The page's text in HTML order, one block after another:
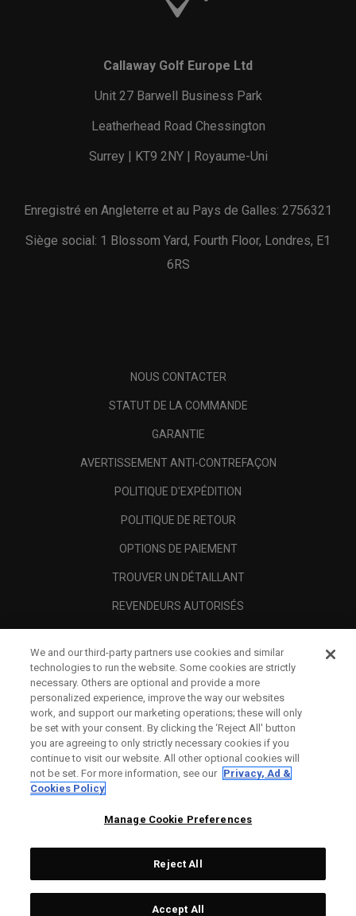
Callaway Golf Europe Ltd
Unit 27 Barwell Business Park
Leatherhead Road Chessington
Surrey | KT9 2NY | Royaume-Uni
Enregistré en Angleterre et au Pays de Galles: 2756321
Siège social: 1 Blossom Yard, Fourth Floor, Londres, E1
6RS
NOUS CONTACTER
STATUT DE LA COMMANDE
GARANTIE
AVERTISSEMENT ANTI-CONTREFAÇON
POLITIQUE D'EXPÉDITION
POLITIQUE DE RETOUR
OPTIONS DE PAIEMENT
TROUVER UN DÉTAILLANT
REVENDEURS AUTORISÉS
A PROPOS
MENTIONS LÉGALES
Topgolf Callaway Brands.
We and our third-party partners use cookies and similar
technologies to run the website. Some cookies are strictly
necessary. Others are optional and provide a more
personalized experience, improve the way our websites
work, and support our marketing operations; these will only
be set with your consent. By clicking the ‘Reject All' button
you are agreeing to only strictly necessary cookies if you
continue to visit our website. All other optional cookies will
not be set. For more information, see our Privacy, Ad &
Cookies Policy
Manage Cookie Preferences
Reject All
Accept All